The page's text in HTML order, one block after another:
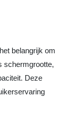
belangrijk om
schermgrootte,
Deze